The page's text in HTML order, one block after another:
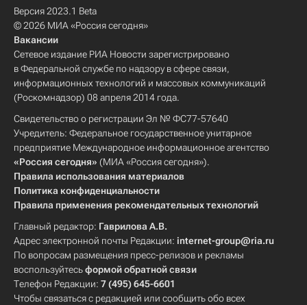
Версия 2023.1 Beta
© 2026 МИА «Россия сегодня»
Вакансии
Сетевое издание РИА Новости зарегистрировано
в Федеральной службе по надзору в сфере связи,
информационных технологий и массовых коммуникаций
(Роскомнадзор) 08 апреля 2014 года.
Свидетельство о регистрации Эл № ФС77-57640
Учредитель: Федеральное государственное унитарное
предприятие Международное информационное агентство
«Россия сегодня» (МИА «Россия сегодня»).
Правила использования материалов
Политика конфиденциальности
Правила применения рекомендательных технологий
Главный редактор: Гаврилова А.В.
Адрес электронной почты Редакции: internet-group@ria.ru
По вопросам размещения пресс-релизов и рекламы
воспользуйтесьформой обратной связи
Телефон Редакции: 7 (495) 645-6601
Чтобы связаться с редакцией или сообщить обо всех